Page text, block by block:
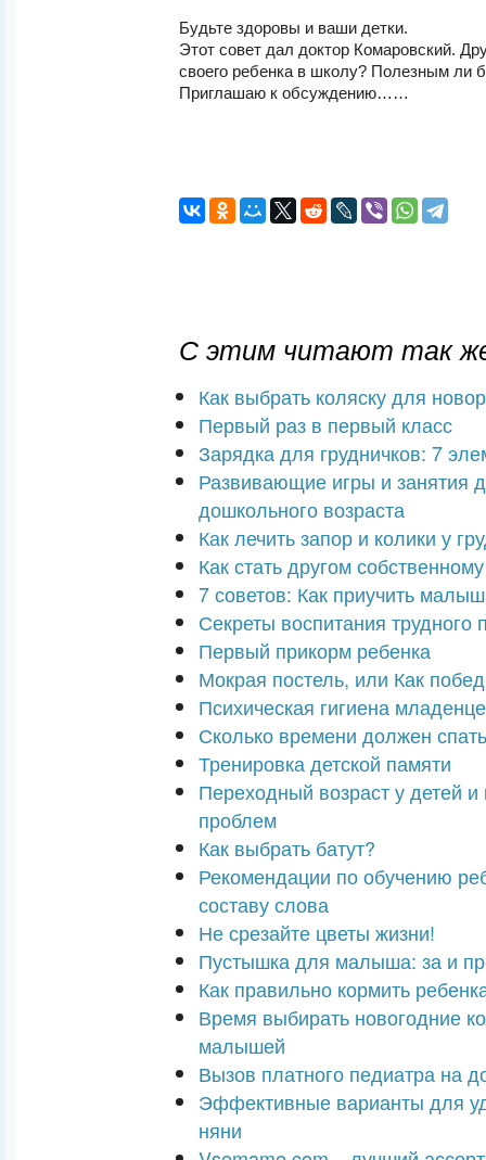
Будьте здоровы и ваши детки.
Этот совет дал доктор Комаровский.
своего ребенка в школу? Полезным ли
Приглашаю к обсуждению……
С этим читают так
Как выбрать коляску для
Первый раз в первый класс
Зарядка для грудничков: 7
Развивающие игры и занятия
дошкольного возраста
Как лечить запор и колики у
Как стать другом
7 советов: Как приучить
Секреты воспитания трудного
Первый прикорм ребенка
Мокрая постель, или Как
Психическая гигиена
Сколько времени должен
Тренировка детской памяти
Переходный возраст у детей и
проблем
Как выбрать батут?
Рекомендации по обучению
составу слова
Не срезайте цветы жизни!
Пустышка для малыша: за и
Как правильно кормить
Время выбирать новогодние
малышей
Вызов платного педиатра на
Эффективные варианты для
няни